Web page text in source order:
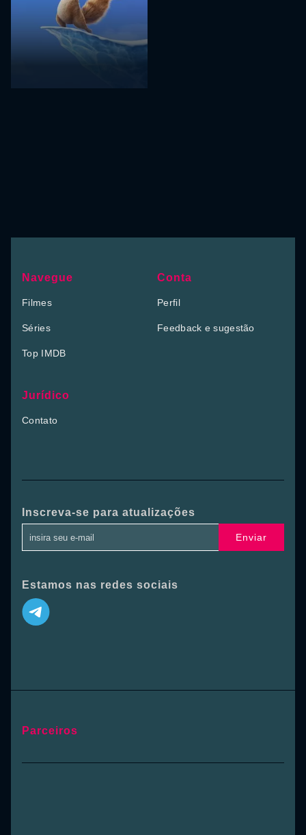
Navegue
Filmes
Séries
Top IMDB
Conta
Perfil
Feedback e sugestão
Jurídico
Contato
Inscreva-se para atualizações
Enviar
Estamos nas redes sociais
Parceiros